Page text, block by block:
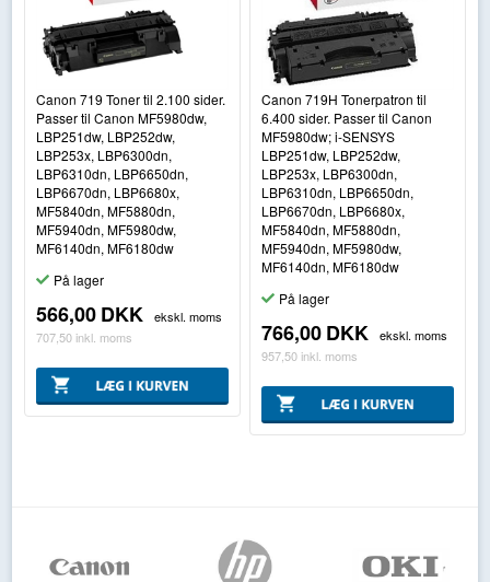
Canon 719 Toner til 2.100 sider.
Passer til Canon MF5980dw,
LBP251dw, LBP252dw,
LBP253x, LBP6300dn,
LBP6310dn, LBP6650dn,
LBP6670dn, LBP6680x,
MF5840dn, MF5880dn,
MF5940dn, MF5980dw,
MF6140dn, MF6180dw
På lager
566,00DKK
ekskl. moms
707,50 inkl. moms
Canon 719H Tonerpatron til
6.400 sider. Passer til Canon
MF5980dw; i-SENSYS
LBP251dw, LBP252dw,
LBP253x, LBP6300dn,
LBP6310dn, LBP6650dn,
LBP6670dn, LBP6680x,
MF5840dn, MF5880dn,
MF5940dn, MF5980dw,
MF6140dn, MF6180dw
På lager
766,00DKK
ekskl. moms
957,50 inkl. moms